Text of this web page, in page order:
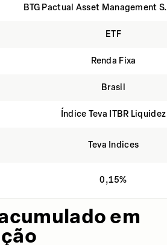
BTG Pactual Asset Management
ETF
Renda Fixa
Brasil
Índice Teva ITBR Liquidez
Teva Indices
0,15%
em